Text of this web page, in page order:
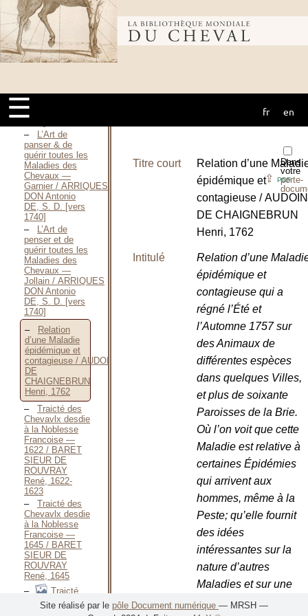
Bibliothèque
mondiale du
cheval
☰ fr en
Albeyteria —
1728 / ARREDONDO
Martín, 1728
L’Art de
panser & de
guérir toutes les
Oudot / ARRIQUES
DON Antonio
DE, S. D. [vers
L’Art de
panser & de
guérir toutes les
Maladies des
Chevaux —
Garnier / ARRIQUES
DON Antonio
DE, S. D. [vers
1740]
L’Art de
penser et de
guérir toutes les
Maladies des
Chevaux —
Jollain / ARRIQUES
DON Antonio
DE, S. D. [vers
1740]
Relation
d’une Maladie
épidémique et
contagieuse / AUDOIN
DE
CHAIGNEBRUN
Henri, 1762
Traicté des
Chevavlx desdie
à la Noblesse
Francoise —
1622 / BARET
SIEUR DE
ROUVRAY
René, 1622-
1623
Traicté des
Chevavlx desdie
à la Noblesse
Francoise —
1645 / BARET
SIEUR DE
ROUVRAY
René, 1645
Traicté
des Chevavlx
desdie à la
Dans
votre
porte-
⇪ PDF
Titre court
Relation d’une
épidémique et
contagieuse / AUDOIN
DE CHAIGNEBRUN
Henri, 1762
Intitulé
Relation d’une
épidémique et
contagieuse qui a
régné l’Été et
l’Automne 1757 sur
des Animaux de
différentes espèces
dans quelques Villes,
et plus de soixante
Paroisses de la Brie.
Où l’on voit que cette
Maladie est relative à
certaines Épidémies
qui arrivent aux
hommes, même à la
Peste; qu’elle fournit
des idées
intéressantes sur la
nature d’autres
Maladies et sur une
manière d’expliquer
Site réalisé par le pôle Document numérique — MRSH —